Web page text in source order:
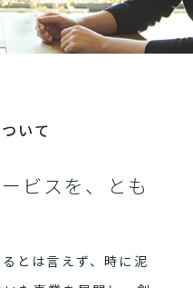
いて
ビスを、とも
とは言えず、時に泥